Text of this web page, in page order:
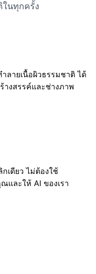
ในทุกครั้ง
ลายเนื้อผิวธรรมชาติ ได้
งสรรค์และช่างภาพ
เดียว ไม่ต้องใช้
ละให้ AI ของเรา